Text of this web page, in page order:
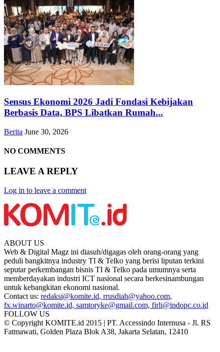
Sensus Ekonomi 2026 Jadi Fondasi Kebijakan
Berbasis Data, BPS Libatkan Rumah...
Berita June 30, 2026
NO COMMENTS
LEAVE A REPLY
Log in to leave a comment
ABOUT US
Web & Digital Magz ini diasuh/digagas oleh orang-orang yang
peduli bangkitnya industry TI & Telko yang berisi liputan terkini
seputar perkembangan bisnis TI & Telko pada umumnya serta
memberdayakan industri ICT nasional secara berkesinambungan
untuk kebangkitan ekonomi nasional.
Contact us: redaksi@komite.id, rrusdiah@yahoo.com,
fx.winarto@komite.id, samtoryke@gmail.com, firli@indopc.co.id
FOLLOW US
© Copyright KOMITE.id 2015 | PT. Accessindo Internusa - Jl. RS
Fatmawati, Golden Plaza Blok A38, Jakarta Selatan, 12410